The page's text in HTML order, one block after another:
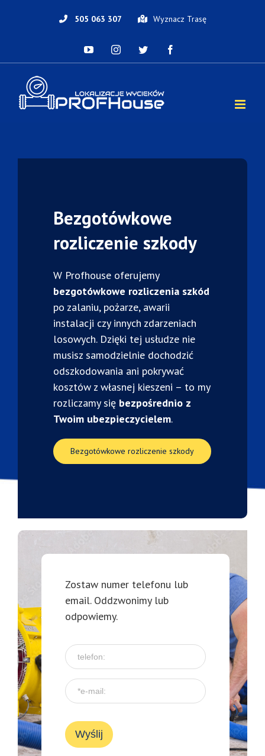
505 063 307 Wyznacz Trasę
YouTubeInstagramTwitter
Bezgotówkowe
rozliczenie szkody
W Profhouse oferujemy
bezgotówkowe rozliczenia szkód
po zalaniu, pożarze, awarii
instalacji czy innych zdarzeniach
losowych. Dzięki tej usłudze nie
musisz samodzielnie dochodzić
odszkodowania ani pokrywać
kosztów z własnej kieszeni – to my
rozliczamysię bezpośrednio z
Twoim ubezpieczycielem.
Bezgotówkowe rozliczenie szkody
Zostaw numer telefonu lub
email. Oddzwonimy lub
odpowiemy.
Wyślij